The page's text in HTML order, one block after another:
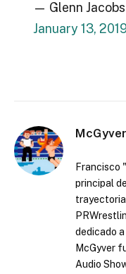
— Glenn
January 13,
McGyver
Francisco
principal
dedicado
McGyver
Audio